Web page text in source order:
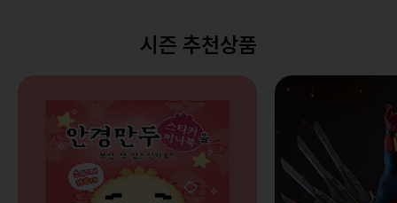
시즌 추천상품